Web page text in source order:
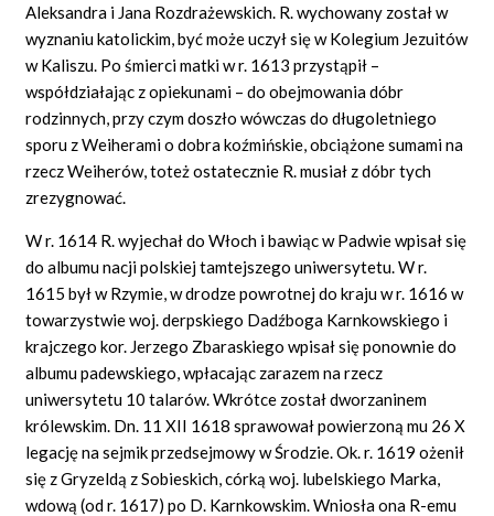
Aleksandra i Jana Rozdrażewskich. R. wychowany został w
wyznaniu katolickim, być może uczył się w Kolegium Jezuitów
w Kaliszu. Po śmierci matki w r. 1613 przystąpił –
współdziałając z opiekunami – do obejmowania dóbr
rodzinnych, przy czym doszło wówczas do długoletniego
sporu z Weiherami o dobra koźmińskie, obciążone sumami na
rzecz Weiherów, toteż ostatecznie R. musiał z dóbr tych
zrezygnować.
W r. 1614 R. wyjechał do Włoch i bawiąc w Padwie wpisał się
do albumu nacji polskiej tamtejszego uniwersytetu. W r.
1615 był w Rzymie, w drodze powrotnej do kraju w r. 1616 w
towarzystwie woj. derpskiego Dadźboga Karnkowskiego i
krajczego kor. Jerzego Zbaraskiego wpisał się ponownie do
albumu padewskiego, wpłacając zarazem na rzecz
uniwersytetu 10 talarów. Wkrótce został dworzaninem
królewskim. Dn. 11 XII 1618 sprawował powierzoną mu 26 X
legację na sejmik przedsejmowy w Środzie. Ok. r. 1619 ożenił
się z Gryzeldą z Sobieskich, córką woj. lubelskiego Marka,
wdową (od r. 1617) po D. Karnkowskim. Wniosła ona R-emu